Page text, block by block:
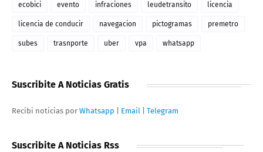
ecobici evento infraciones leudetransito licencia
licencia de conducir navegacion pictogramas premetro
subes trasnporte uber vpa whatsapp
Suscribite A Noticias Gratis
Recibi noticias por Whatsapp Email Telegram
Suscribite A Noticias Rss